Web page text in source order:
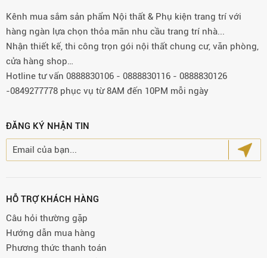
Kênh mua sắm sản phẩm Nội thất & Phụ kiện trang trí với
hàng ngàn lựa chọn thỏa mãn nhu cầu trang trí nhà...
Nhận thiết kế, thi công trọn gói nội thất chung cư, văn phòng,
cửa hàng shop…
Hotline tư vấn 0888830106 - 0888830116 - 0888830126
-0849277778 phục vụ từ 8AM đến 10PM mỗi ngày
ĐĂNG KÝ NHẬN TIN
HỖ TRỢ KHÁCH HÀNG
Câu hỏi thường gặp
Hướng dẫn mua hàng
Phương thức thanh toán